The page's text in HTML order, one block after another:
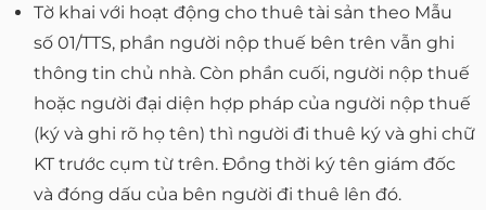
Tờ khai với hoạt động cho thuê tài sản theo Mẫu
số 01/TTS, phần người nộp thuế bên trên vẫn ghi
thông tin chủ nhà. Còn phần cuối, người nộp thuế
hoặc người đại diện hợp pháp của người nộp thuế
(ký và ghi rõ họ tên) thì người đi thuê ký và ghi chữ
KT trước cụm từ trên. Đồng thời ký tên giám đốc
và đóng dấu của bên người đi thuê lên đó.